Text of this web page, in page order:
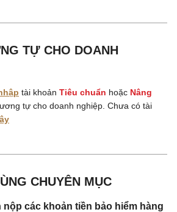
TỰ CHO DOANH
tài khoản Tiêu chuẩn hoặc Nâng
tự cho doanh nghiệp. Chưa có tài
CHUYÊN MỤC
nộp các khoản tiền bảo hiểm hàng